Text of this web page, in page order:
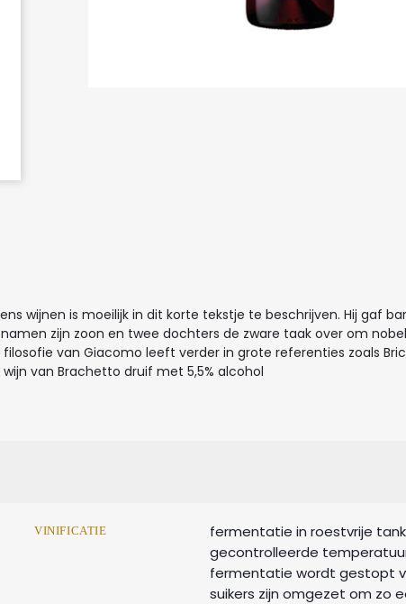
wijnen is moeilijk in dit korte tekstje te beschrijven. Hij gaf
zijn zoon en twee dochters de zware taak over om
van Giacomo leeft verder in grote referenties zoals
van Brachetto druif met 5,5% alcohol
VINIFICATIE
fermentatie in roestvrije
gecontrolleerde
fermentatie wordt gestopt
suikers zijn omgezet om zo